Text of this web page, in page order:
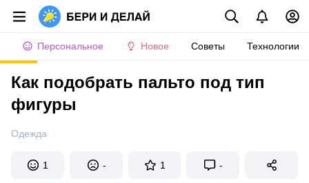
Персональное Новое Советы Технологии
Как подобрать пальто под тип
фигуры
Одежда
1 - 1 -